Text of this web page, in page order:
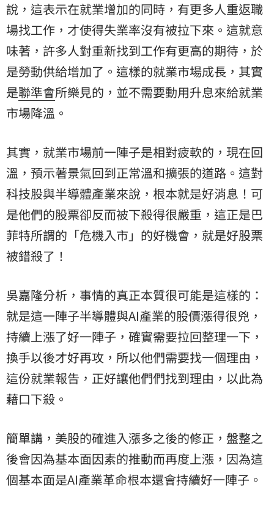
說，這表示在就業增加的同時，有更多人重返職
場找工作，才使得失業率沒有被拉下來。這就意
味著，許多人對重新找到工作有更高的期待，於
是勞動供給增加了。這樣的就業市場成長，其實
是聯準會所樂見的，並不需要動用升息來給就業
市場降溫。
其實，就業市場前一陣子是相對疲軟的，現在回
溫，預示著景氣回到正常溫和擴張的道路。這對
科技股與半導體產業來說，根本就是好消息！可
是他們的股票卻反而被下殺得很嚴重，這正是巴
菲特所謂的「危機入市」的好機會，就是好股票
被錯殺了！
吳嘉隆分析，事情的真正本質很可能是這樣的：
就是這一陣子半導體與AI產業的股價漲得很兇，
持續上漲了好一陣子，確實需要拉回整理一下，
換手以後才好再攻，所以他們需要找一個理由，
這份就業報告，正好讓他們們找到理由，以此為
藉口下殺。
簡單講，美股的確進入漲多之後的修正，盤整之
後會因為基本面因素的推動而再度上漲，因為這
個基本面是AI產業革命根本還會持續好一陣子。